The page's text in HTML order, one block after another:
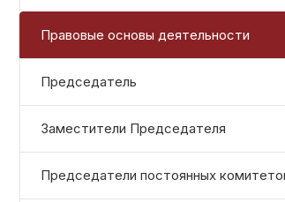
Правовые основы деятельности
Председатель
Заместители Председателя
Председатели постоянных